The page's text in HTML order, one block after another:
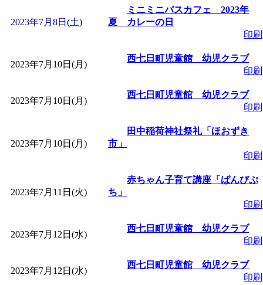
de 健康づくり」」 受
堂島地区歴史ウオ
」 受付期間：～
「 みなづる号乗車体
de 健康づくり」
」
皆鶴姫のこびる塾
」 受付期間：～
「みなづる号乗車体
de 健康づくり」」 受
2023年7月8日(土)
ミニミニバスカフェ 2023年
夏 カレーの日
印刷
2023年7月10日(月)
西七日町児童館 幼児クラブ
印刷
2023年7月10日(月)
西七日町児童館 幼児クラブ
印刷
2023年7月10日(月)
田中稲荷神社祭礼「ほおずき
市」
印刷
2023年7月11日(火)
赤ちゃん子育て講座「ばんびぷ
ち」
印刷
2023年7月12日(水)
西七日町児童館 幼児クラブ
印刷
2023年7月12日(水)
西七日町児童館 幼児クラブ
印刷